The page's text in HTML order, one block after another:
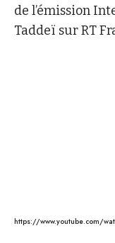
de l’émission
Taddeï sur RT
https://www.youtube.com/